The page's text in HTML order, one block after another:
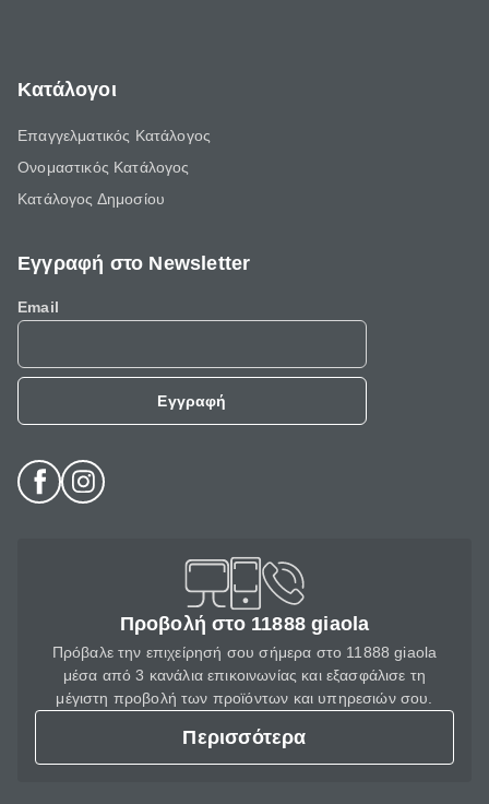
Κατάλογοι
Επαγγελματικός Κατάλογος
Ονομαστικός Κατάλογος
Κατάλογος Δημοσίου
Εγγραφή στο Newsletter
Email
Εγγραφή
Προβολή στο 11888 giaola
Πρόβαλε την επιχείρησή σου σήμερα στο 11888 giaola
μέσα από 3 κανάλια επικοινωνίας και εξασφάλισε τη
μέγιστη προβολή των προϊόντων και υπηρεσιών σου.
Περισσότερα